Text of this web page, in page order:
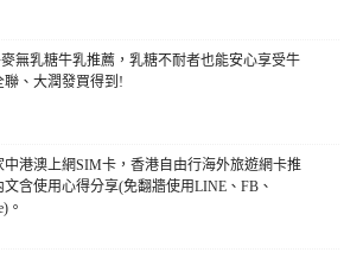
無乳糖牛乳推薦，乳糖不耐者也能安心享受牛
聯、大潤發買得到!
中港澳上網SIM卡，香港自由行海外旅遊網卡推
文含使用心得分享(免翻牆使用LINE、FB、
。